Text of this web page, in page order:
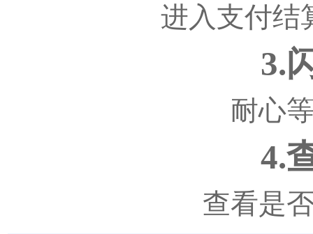
进入支付结
3.
耐心
4.
查看是